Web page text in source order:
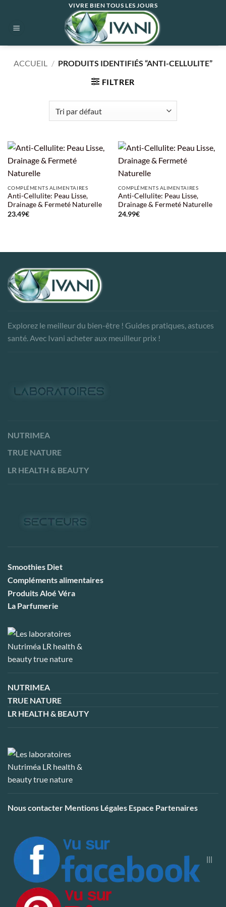
contenu
VIVRE BIEN TOUS LES JOURS
ACCUEIL / PRODUITS IDENTIFIÉS “ANTI-CELLULITE”
FILTRER
COMPLÉMENTS ALIMENTAIRES
Anti-Cellulite: Peau Lisse,
Drainage & Fermeté Naturelle
23.49€
COMPLÉMENTS ALIMENTAIRES
Anti-Cellulite: Peau Lisse,
Drainage & Fermeté Naturelle
24.99€
Explorez le meilleur du bien-être ! Guides pratiques, astuces
santé. Avec Ivani acheter aux meuilleur prix !
NUTRIMEA
TRUE NATURE
LR HEALTH & BEAUTY
Smoothies Diet
Compléments alimentaires
Produits Aloé Véra
La Parfumerie
NUTRIMEA
TRUE NATURE
LR HEALTH & BEAUTY
Nous contacter Mentions Légales Espace Partenaires
|||